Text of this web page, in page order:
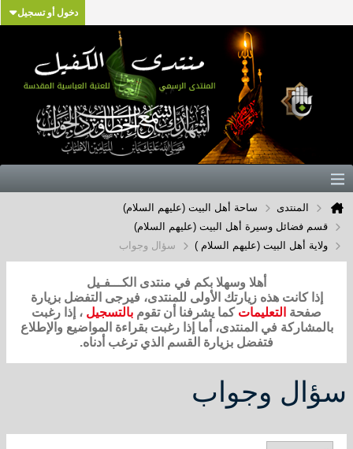
دخول أو تسجيل
المنتدى
ساحة أهل البيت (عليهم السلام)
قسم فضائل وسيرة أهل البيت (عليهم السلام)
ولاية أهل البيت (عليهم السلام )
سؤال وجواب
أهلا وسهلا بكم في منتدى الكـــفـيل
إذا كانت هذه زيارتك الأولى للمنتدى، فيرجى التفضل بزيارة
صفحة التعليمات كما يشرفنا أن تقوم بالتسجيل ، إذا رغبت
بالمشاركة في المنتدى، أما إذا رغبت بقراءة المواضيع والإطلاع
فتفضل بزيارة القسم الذي ترغب أدناه.
سؤال وجواب